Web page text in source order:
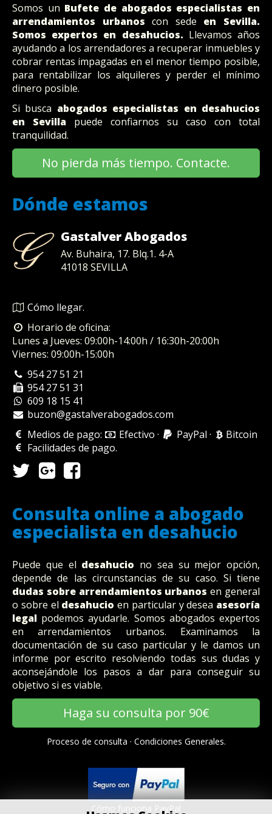
Somos un Bufete de abogados especialistas en
arrendamientos urbanos con sede en Sevilla.
Somos expertos en desahucios. Llevamos años
ayudando a los arrendadores a recuperar inmuebles y
cobrar rentas impagadas en el menor tiempo posible,
para rentabilizar los alquileres y perder el mínimo
dinero posible.
Si busca abogados especialistas en desahucios
en Sevilla puede confiarnos su caso con total
tranquilidad.
No pierda más tiempo. Contacte.
Dónde estamos
Gastalver Abogados
Av. Buhaira, 17. Blq.1. 4-A
41018 SEVILLA
Cómo llegar.
Horario de oficina:
Lunes a Jueves: 09:00h-14:00h / 16:30h-20:00h
Viernes: 09:00h-15:00h
954 27 51 21
954 27 51 31
609 18 15 41
buzon@gastalverabogados.com
Medios de pago:
Efectivo · PayPal ·
Bitcoin
Facilidades de pago.
Consulta online a abogado
especialista en desahucio
Puede que el desahucio no sea su mejor opción,
depende de las circunstancias de su caso. Si tiene
dudas sobre arrendamientos urbanos en general
o sobre el desahucio en particular y desea asesoría
legal podemos ayudarle. Somos abogados expertos
en arrendamientos urbanos. Examinamos la
documentación de su caso particular y le damos un
informe por escrito resolviendo todas sus dudas y
aconsejándole los pasos a dar para conseguir su
objetivo si es viable.
Haga su consulta por 90€
Proceso de consulta · Condiciones Generales.
Cómo funciona PayPal